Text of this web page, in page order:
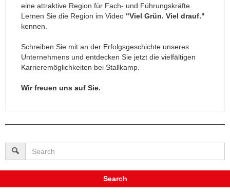
eine attraktive Region für Fach- und Führungskräfte.
Lernen Sie die Region im Video "Viel Grün. Viel drauf."
kennen.
Schreiben Sie mit an der Erfolgsgeschichte unseres
Unternehmens und entdecken Sie jetzt die vielfältigen
Karrieremöglichkeiten bei Stallkamp.
Wir freuen uns auf Sie.
Search